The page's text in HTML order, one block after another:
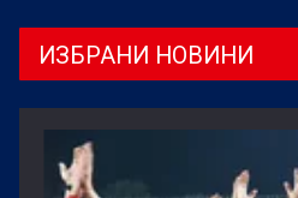
ИЗБРАНИ НОВИНИ